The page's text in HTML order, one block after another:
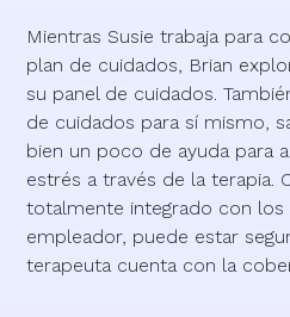
Mientras Susie trabaja para
plan de cuidados, Brian
su panel de cuidados.
de cuidados para sí mismo,
bien un poco de ayuda para
estrés a través de la terapia.
totalmente integrado con los
empleador, puede estar
terapeuta cuenta con la